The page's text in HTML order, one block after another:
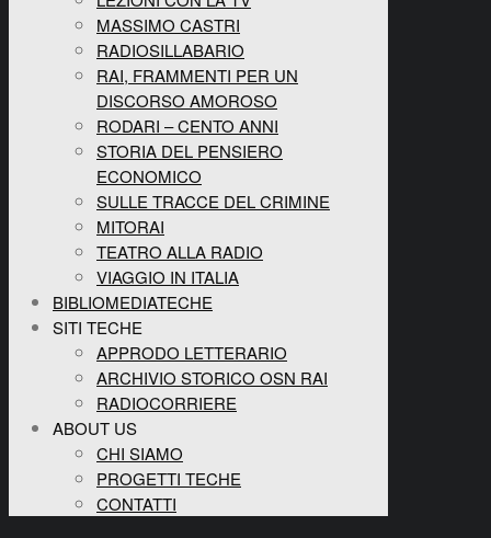
MASSIMO CASTRI
RADIOSILLABARIO
RAI, FRAMMENTI PER UN
DISCORSO AMOROSO
RODARI – CENTO ANNI
STORIA DEL PENSIERO
ECONOMICO
SULLE TRACCE DEL CRIMINE
MITORAI
TEATRO ALLA RADIO
VIAGGIO IN ITALIA
BIBLIOMEDIATECHE
SITI TECHE
APPRODO LETTERARIO
ARCHIVIO STORICO OSN RAI
RADIOCORRIERE
ABOUT US
CHI SIAMO
PROGETTI TECHE
CONTATTI